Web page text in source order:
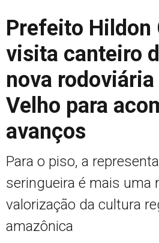
Prefeito Hildon
visita canteiro
nova
Velho para
avanços
Para o piso, a
seringueira é mais uma
valorização da cultura
amazônica